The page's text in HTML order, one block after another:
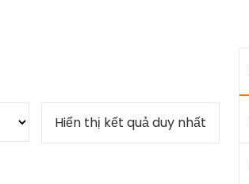
Hiển thị kết quả duy nhất